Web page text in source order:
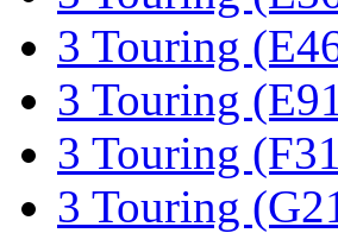
3 Touring
3 Touring
3 Touring
3 Touring